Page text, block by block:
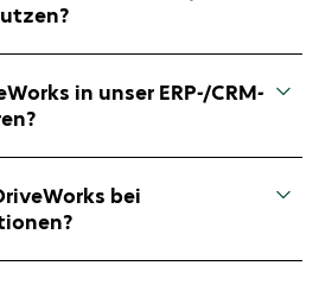
lassen sich über eine
konfigurieren. Für
sind aber Grundkenntnisse
hilfreich.
in unser ERP-/CRM-
über Schnittstellen mit
um z. B.
oder Artikelnummern zu
bei
können Regeln und